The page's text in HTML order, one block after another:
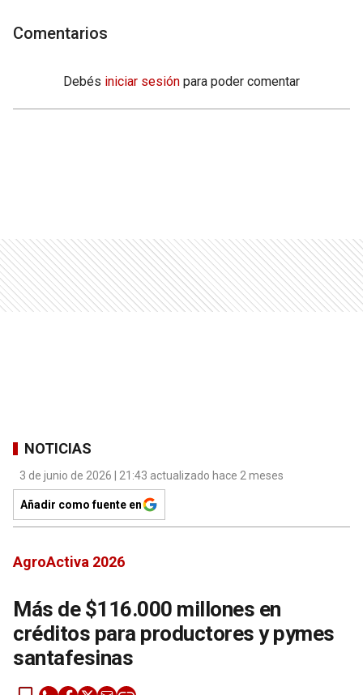
Comentarios
Debés iniciar sesión para poder comentar
NOTICIAS
3 de junio de 2026 | 21:43 actualizado hace 2 meses
Añadir como fuente en
AgroActiva 2026
Más de $116.000 millones en
créditos para productores y pymes
santafesinas